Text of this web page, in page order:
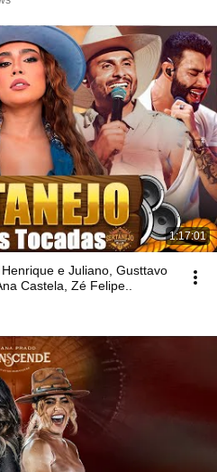
1:17:01
e Juliano, Gusttavo
Castela, Zé Felipe..